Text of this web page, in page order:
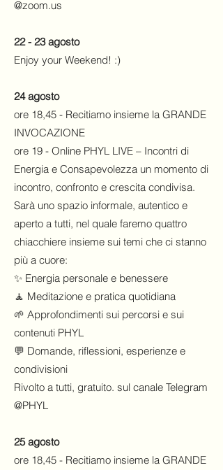
@zoom.us
22 - 23 agosto
Enjoy your Weekend! :)
24 agosto
ore 18,45 - Recitiamo insieme la GRANDE
INVOCAZIONE
ore 19 - Online PHYL LIVE – Incontri di
Energia e Consapevolezza un momento di
incontro, confronto e crescita condivisa.
Sarà uno spazio informale, autentico e
aperto a tutti, nel quale faremo quattro
chiacchiere insieme sui temi che ci stanno
più a cuore:
✨ Energia personale e benessere
🧘 Meditazione e pratica quotidiana
🌱 Approfondimenti sui percorsi e sui
contenuti PHYL
💬 Domande, riflessioni, esperienze e
condivisioni
Rivolto a tutti, gratuito. sul canale Telegram
@PHYL
25 agosto
ore 18,45 - Recitiamo insieme la GRANDE